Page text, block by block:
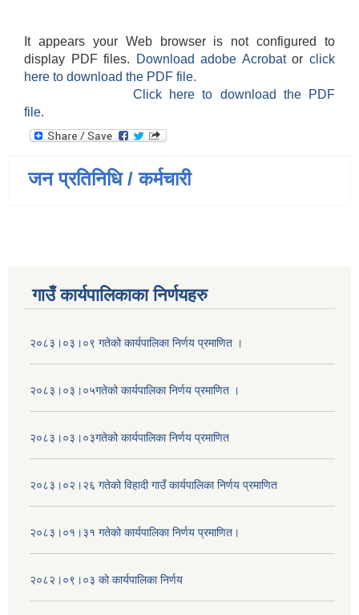
It appears your Web browser is not configured to
display PDF files.
Download adobe Acrobatorclick
here to download the PDF file.
Click here to download the PDF
file.
जन प्रतिनिधि / कर्मचारी
गाउँ कार्यपालिकाका निर्णयहरु
२०८३।०३।०९ गतेको कार्यपालिका निर्णय प्रमाणित ।
२०८३।०३।०५गतेको कार्यपालिका निर्णय प्रमाणित ।
२०८३।०३।०३गतेको कार्यपालिका निर्णय प्रमाणित
२०८३।०२।२६ गतेको विहादी गाउँ कार्यपालिका निर्णय प्रमाणित
२०८३।०१।३१ गतेको कार्यपालिका निर्णय प्रमाणित।
२०८२।०९।०३ को कार्यपालिका निर्णय